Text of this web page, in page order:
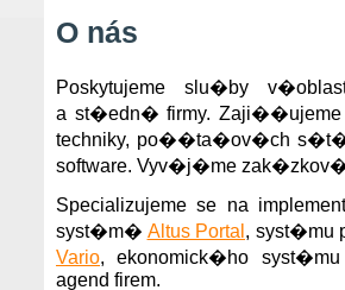
O nás
Poskytujeme slu�by
a st�edn� firmy.
techniky, po��ta�ov�ch
software. Vyv�j�me zak�zkov�
Specializujeme se na
syst�m� Altus Portal , syst�mu
Vario, ekonomick�ho
agend firem.